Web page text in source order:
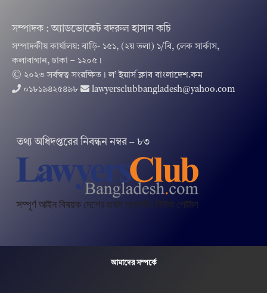
সম্পাদক : অ্যাডভোকেট বদরুল হাসান কচি
সম্পাদকীয় কার্যালয়: বাড়ি- ১৫১, (২য় তলা) ১/বি, লেক সার্কাস,
কলাবাগান, ঢাকা – ১২০৫।
© ২০২৩ সর্বস্বত্ব সংরক্ষিত । ল’ ইয়ার্স ক্লাব বাংলাদেশ.কম
০১৮১৯৪২৫৪৯৮
lawyersclubbangladesh@yahoo.com
তথ‌্য অ‌ধিদপ্ত‌রের নিবন্ধন নম্বর – ৮৩
আমাদের সম্পর্কে